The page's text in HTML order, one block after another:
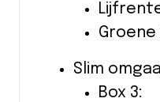
Slim
Box 3: